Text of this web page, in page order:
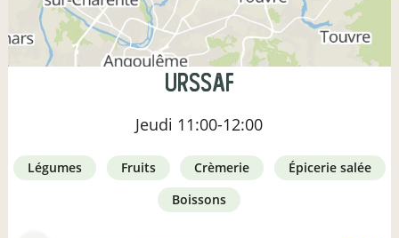
URSSAF
Jeudi 11:00-12:00
légumes fruits crèmerie
épicerie salée
boissons